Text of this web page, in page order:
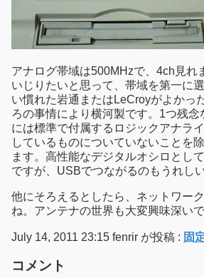
アナログ帯域は500MHzで、4ch見れ
いじりたいと思って、帯域を第一に
い慣れた岩通またはLeCroyがよかっ
ろの事情により横河製です。1つ残念
には標準で付属するロジックアナラ
しているものについていないことを
ます。高性能なデジタルオシロとし
ですが、USBでつながるのもうれしい
他にそろえるとしたら、ネットワー
ね。アンテナの世界も大変興味深いで
July 14, 2011 23:15 fenrir が投稿 : 固
コメント